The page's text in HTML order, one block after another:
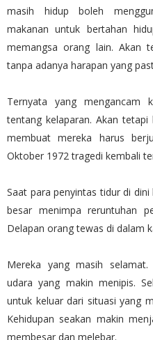
masih hidup boleh
makanan untuk bertahan
memangsa orang lain. Akan
tanpa adanya harapan yang
Ternyata yang mengancam
tentang kelaparan. Akan
membuat mereka harus
Oktober 1972 tragedi kembali
Saat para penyintas tidur di
besar menimpa reruntuhan
Delapan orang tewas di dalam
Mereka yang masih
udara yang makin menipis.
untuk keluar dari situasi yang
Kehidupan seakan makin
membesar dan melebar.